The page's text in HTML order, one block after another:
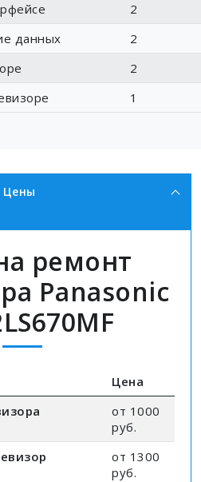
2
данных
2
2
1
Цены
ремонт
Panasonic
Цена
от 1000
руб.
от 1300
руб.